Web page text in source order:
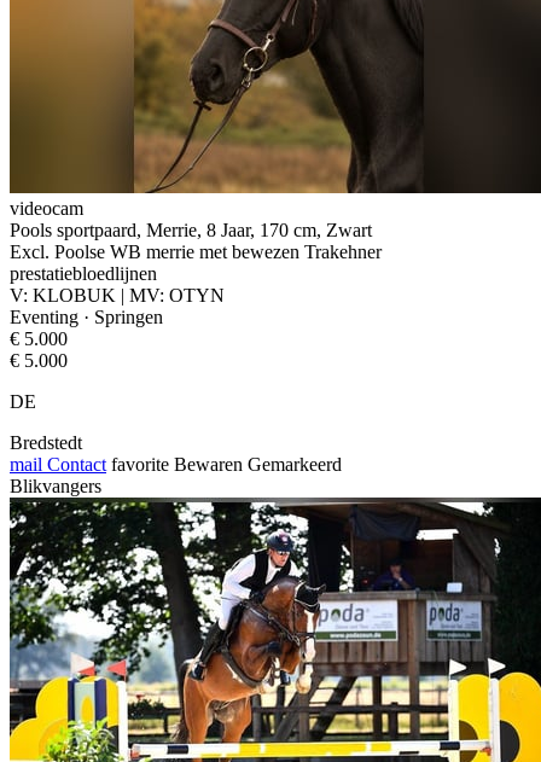
videocam
Pools sportpaard, Merrie, 8 Jaar, 170 cm, Zwart
Excl. Poolse WB merrie met bewezen Trakehner
prestatiebloedlijnen
V: KLOBUK | MV: OTYN
Eventing · Springen
€ 5.000
€ 5.000
DE
Bredstedt
mail Contact favorite Bewaren Gemarkeerd
Blikvangers